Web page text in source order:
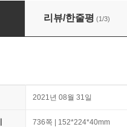
리뷰/한줄평 (1/3)
2021년 08월 31일
736쪽 | 152*224*40mm